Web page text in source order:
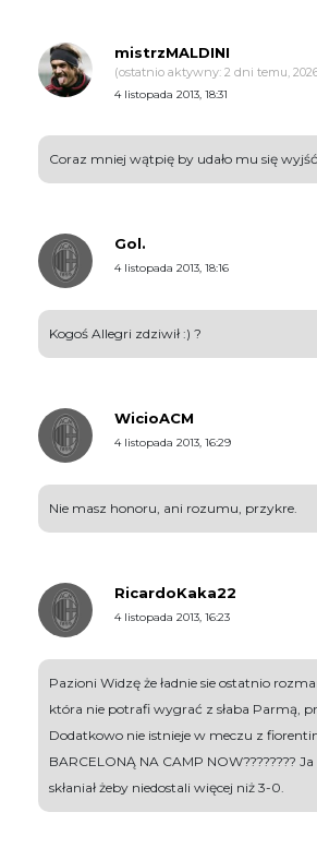
mistrzMALDINI
(ostatnio aktywny: 2 dni temu,
4 listopada 2013, 18:31
Coraz mniej wątpię by udało mu się
Gol.
4 listopada 2013, 18:16
Kogoś Allegri zdziwił :) ?
WicioACM
4 listopada 2013, 16:29
Nie masz honoru, ani rozumu, przykre.
RicardoKaka22
4 listopada 2013, 16:23
Pazioni Widzę że ładnie sie ostatnio
która nie potrafi wygrać z słaba Parmą,
Dodatkowo nie istnieje w meczu z
BARCELONĄ NA CAMP NOW????????
skłaniał żeby niedostali więcej niż 3-0.